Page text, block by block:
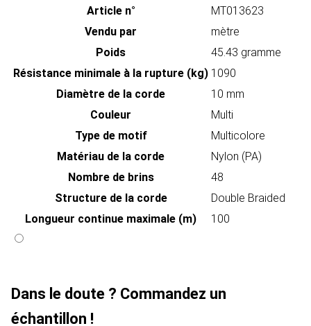
Article n°
MT013623
Vendu par
mètre
Poids
45.43 gramme
Résistance minimale à la rupture (kg) 1090
Diamètre de la corde
10 mm
Couleur
Multi
Type de motif
Multicolore
Matériau de la corde
Nylon (PA)
Nombre de brins
48
Structure de la corde
Double Braided
Longueur continue maximale (m)
100
Dans le doute ? Commandez un
échantillon !